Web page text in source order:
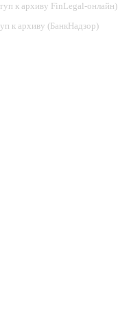
к архиву FinLegal-онлайн)
к архиву (БанкНадзор)